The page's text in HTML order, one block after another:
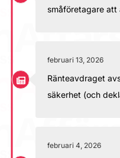
småföretagare
februari 13, 2026
Ränteavdraget
säkerhet (och
februari 4, 2026